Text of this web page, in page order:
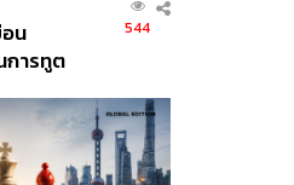
น
การทูต
–
544